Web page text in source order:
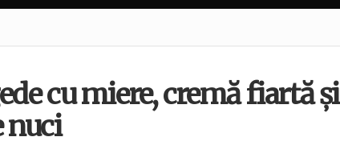
cu miere, cremă fiartă și
nuci